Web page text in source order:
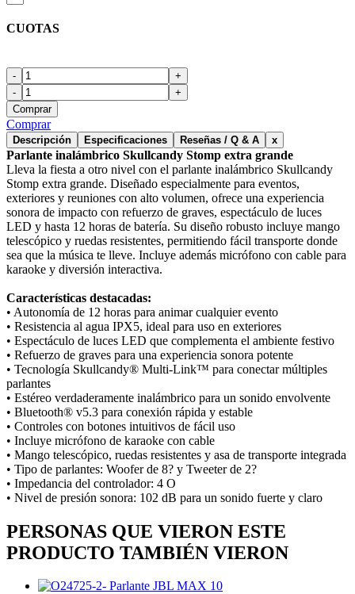
CUOTAS
-
+
-
+
Comprar
Comprar
Descripción Especificaciones Reseñas / Q & A x
Parlante inalámbrico Skullcandy Stomp extra grande
Lleva la fiesta a otro nivel con el parlante inalámbrico Skullcandy
Stomp extra grande. Diseñado especialmente para eventos,
exteriores y reuniones con alto volumen, ofrece una experiencia
sonora de impacto con refuerzo de graves, espectáculo de luces
LED y hasta 12 horas de batería. Su diseño robusto incluye mango
telescópico y ruedas resistentes, permitiendo fácil transporte donde
sea que la música te lleve. Incluye además micrófono con cable para
karaoke y diversión interactiva.
Características destacadas:
• Autonomía de 12 horas para animar cualquier evento
• Resistencia al agua IPX5, ideal para uso en exteriores
• Espectáculo de luces LED que complementa el ambiente festivo
• Refuerzo de graves para una experiencia sonora potente
• Tecnología Skullcandy® Multi-Link™ para conectar múltiples
parlantes
• Estéreo verdaderamente inalámbrico para un sonido envolvente
• Bluetooth® v5.3 para conexión rápida y estable
• Controles con botones intuitivos de fácil uso
• Incluye micrófono de karaoke con cable
• Mango telescópico, ruedas resistentes y asa de transporte integrada
• Tipo de parlantes: Woofer de 8? y Tweeter de 2?
• Impedancia del controlador: 4 O
• Nivel de presión sonora: 102 dB para un sonido fuerte y claro
PERSONAS QUE VIERON ESTE
PRODUCTO TAMBIÉN VIERON
Parlante JBL MAX 10